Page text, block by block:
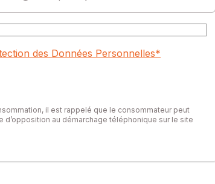
des Données Personnelles*
il est rappelé que le consommateur peut
d’opposition au démarchage téléphonique sur le site